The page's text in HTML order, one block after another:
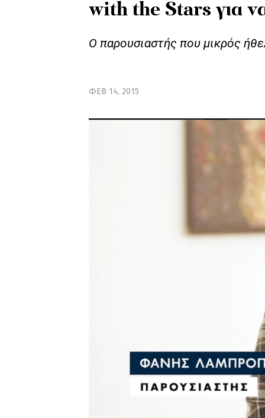
with the Stars για
Ο παρουσιαστής που μικρός
ΦΕΒ 14, 2015